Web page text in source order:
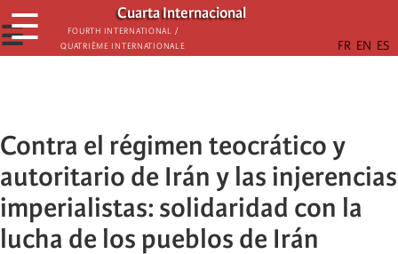
Skip
to
main
Cuarta Internacional
Fourth International /
Quatrième internationale
☰
☰
Contra el régimen teocrático y
autoritario de Irán y las injerencias
imperialistas: solidaridad con la
lucha de los pueblos de Irán